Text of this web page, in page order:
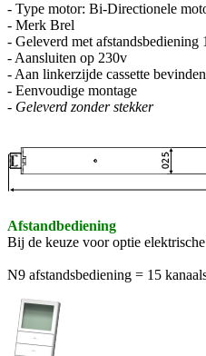
- Type motor: Bi-Directionele
- Merk Brel
- Geleverd met afstandsbediening
- Aansluiten op 230v
- Aan linkerzijde cassette
- Eenvoudige montage
- Geleverd zonder stekker
Afstandbediening
Bij de keuze voor optie
N9 afstandsbediening = 15